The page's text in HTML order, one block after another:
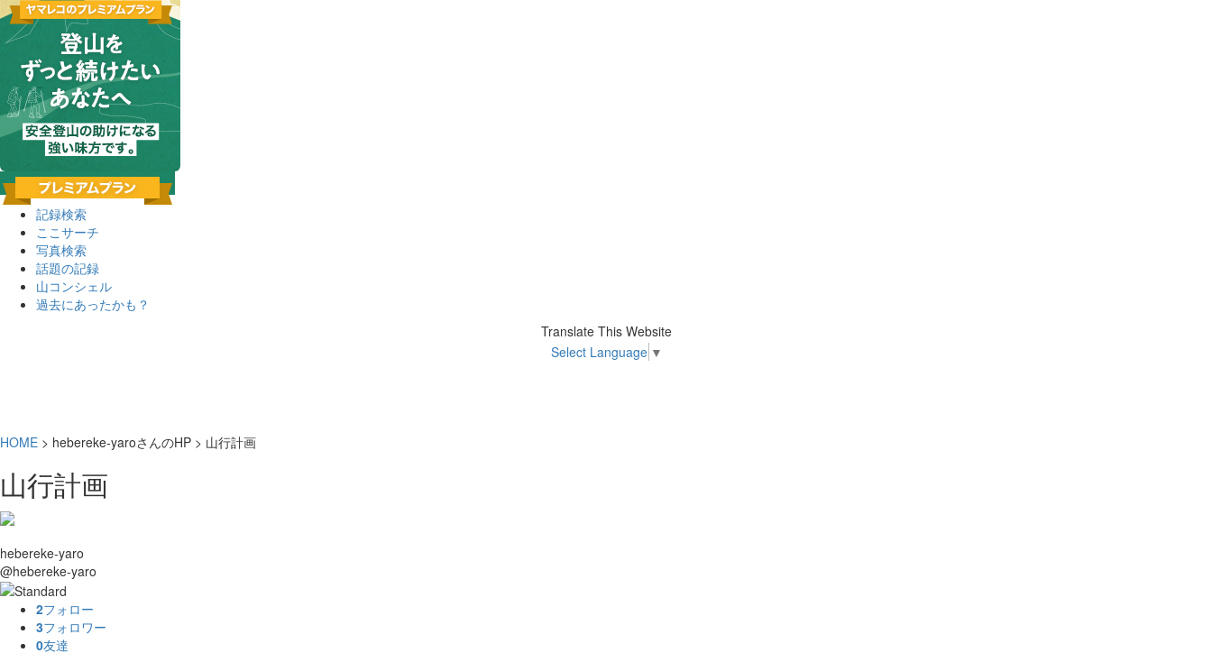
記録検索
ここサーチ
写真検索
話題の記録
山コンシェル
過去にあったかも？
Translate This Website
Select Language ▼
HOME > hebereke-yaroさんのHP > 山行計画
山行計画
hebereke-yaro
@hebereke-yaro
2フォロー
3フォロワー
0友達